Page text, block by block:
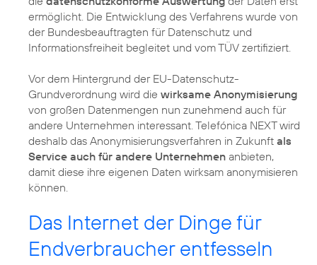
ermöglicht. Die Entwicklung des Verfahrens wurde von
der Bundesbeauftragten für Datenschutz und
Informationsfreiheit begleitet und vom TÜV zertifiziert.
Vor dem Hintergrund der EU-Datenschutz-
Grundverordnung wird die wirksame Anonymisierung
von großen Datenmengen nun zunehmend auch für
andere Unternehmen interessant. Telefónica NEXT wird
deshalb das Anonymisierungsverfahren in Zukunft als
Service auch für andere Unternehmen anbieten,
damit diese ihre eigenen Daten wirksam anonymisieren
können.
Das Internet der Dinge für
Endverbraucher entfesseln